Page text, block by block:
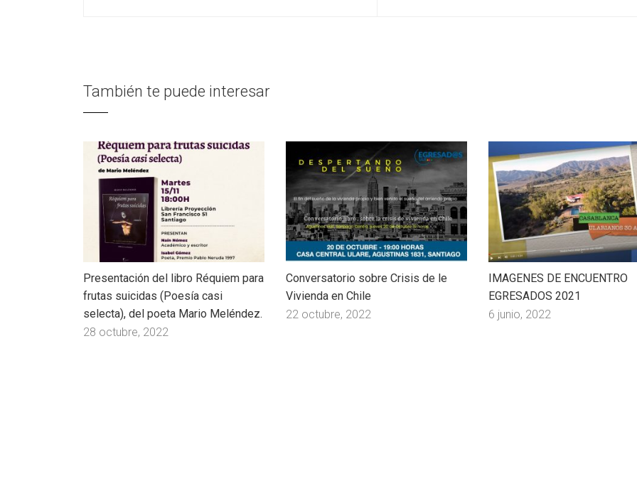
También te puede interesar
Presentación del libro Réquiem para
frutas suicidas (Poesía casi
selecta), del poeta Mario Meléndez.
28 octubre, 2022
Conversatorio sobre Crisis de le
Vivienda en Chile
22 octubre, 2022
IMAGENES DE ENCUENTRO
EGRESADOS 2021
6 junio, 2022